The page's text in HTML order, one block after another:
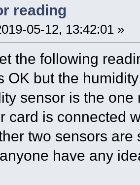
reading
05-12, 13:42:01 »
the following
OK but the
sensor is the
card is connected
two sensors
have any